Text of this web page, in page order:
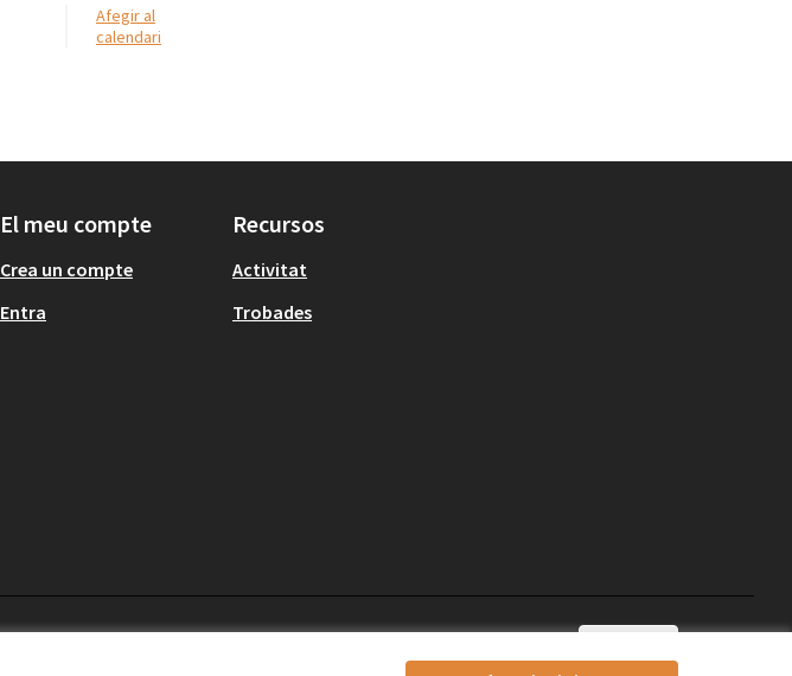
Afegir al
calendari
El meu compte
Crea un compte
Entra
Recursos
Activitat
Trobades